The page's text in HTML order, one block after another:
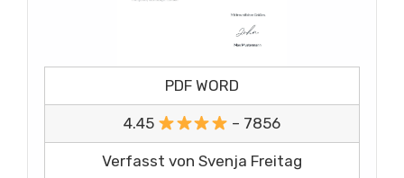
PDF WORD
4.45 – 7856
Verfasst von Svenja Freitag